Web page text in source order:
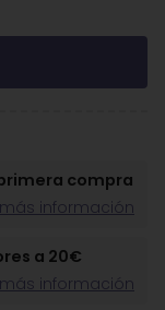
compra
más información
a 20€
más información